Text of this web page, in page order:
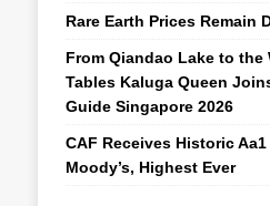
Rare Earth Prices Remain
From Qiandao Lake to the
Tables Kaluga Queen
Guide Singapore 2026
CAF Receives Historic
Moody’s, Highest Ever